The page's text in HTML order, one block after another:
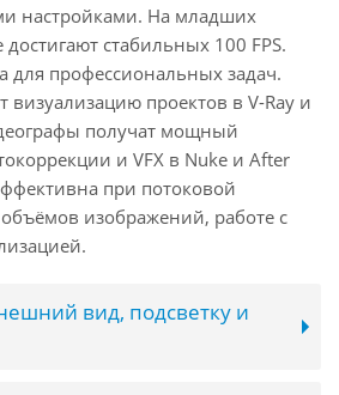
настройками. На младших
стабильных 100 FPS.
для профессиональных задач.
визуализацию проектов в V-Ray и
получат мощный
и VFX в Nuke и After
при потоковой
изображений, работе с
вид, подсветку и